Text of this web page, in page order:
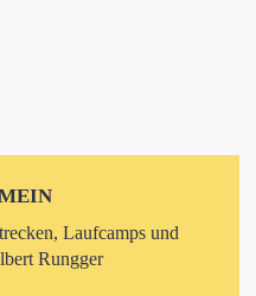
Laufcamps und
Rungger